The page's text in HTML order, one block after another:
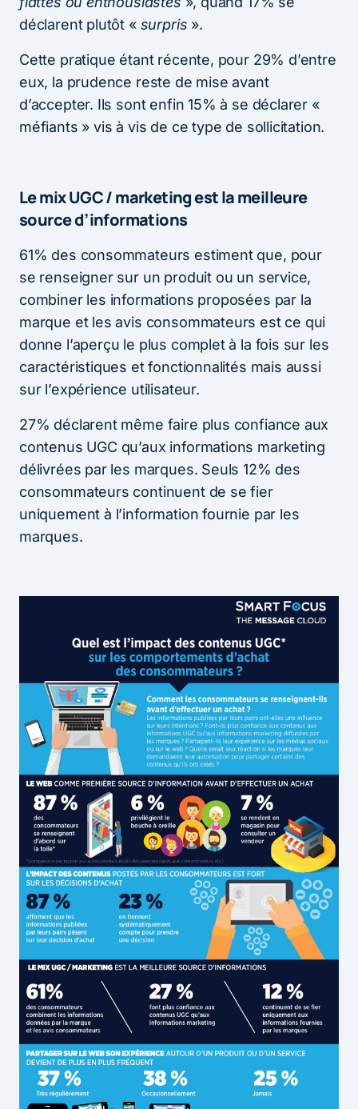
déclarent plutôt « surpris ».
Cette pratique étant récente, pour 29% d’entre
eux, la prudence reste de mise avant
d’accepter. Ils sont enfin 15% à se déclarer «
méfiants » vis à vis de ce type de sollicitation.
Le mix UGC / marketing est la meilleure
source d’informations
61% des consommateurs estiment que, pour
se renseigner sur un produit ou un service,
combiner les informations proposées par la
marque et les avis consommateurs est ce qui
donne l’aperçu le plus complet à la fois sur les
caractéristiques et fonctionnalités mais aussi
sur l’expérience utilisateur.
27% déclarent même faire plus confiance aux
contenus UGC qu’aux informations marketing
délivrées par les marques. Seuls 12% des
consommateurs continuent de se fier
uniquement à l’information fournie par les
marques.